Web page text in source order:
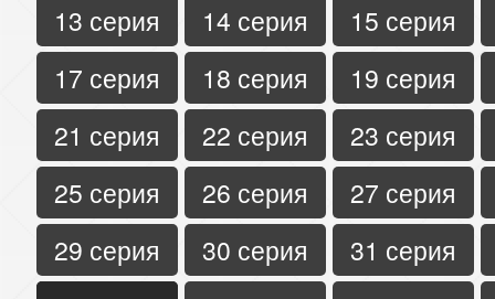
13 серия
14 серия
15 серия
17 серия
18 серия
19 серия
21 серия
22 серия
23 серия
25 серия
26 серия
27 серия
29 серия
30 серия
31 серия